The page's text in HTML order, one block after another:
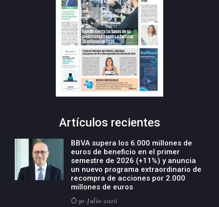
Artículos recientes
BBVA supera los 6.000 millones de
euros de beneficio en el primer
semestre de 2026 (+11%) y anuncia
un nuevo programa extraordinario de
recompra de acciones por 2.000
millones de euros
30-Julio-2026